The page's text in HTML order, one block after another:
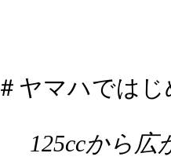
＃ヤマハでは
125ccから